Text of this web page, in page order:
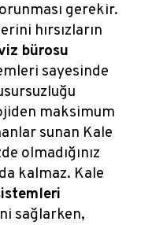
gerekir.
hırsızların
bürosu
sayesinde
maksimum
sunan Kale
olmadığınız
kalmaz. Kale
sağlarken,